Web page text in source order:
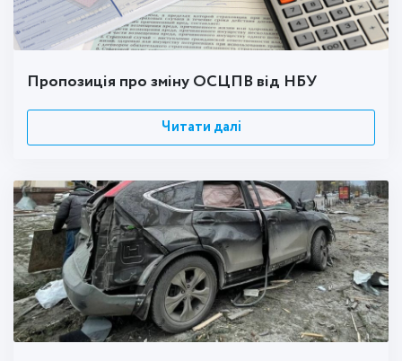
Пропозиція про зміну ОСЦПВ від НБУ
Читати далі